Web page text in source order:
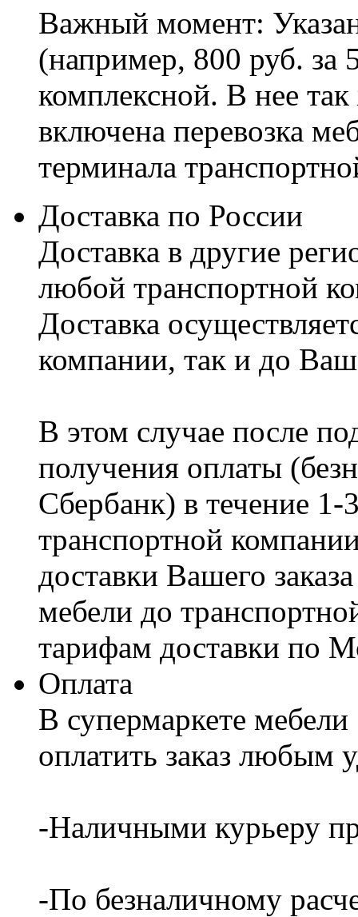
Важный момент:
(например, 800 руб. за
комплексной. В нее
включена перевозка
терминала
Доставка по России
Доставка в другие
любой транспортной
Доставка
компании, так и до
В этом случае после
получения оплаты
Сбербанк) в течение
транспортной
доставки Вашего
мебели до
тарифам доставки по
Оплата
В супермаркете
оплатить заказ любым
-Наличными курьеру
-По безналичному